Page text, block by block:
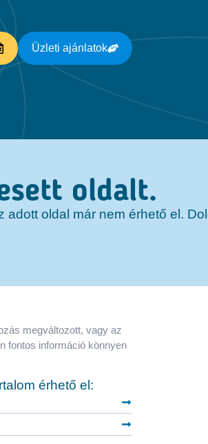
Üzleti ajánlatok
oldalt.
oldal már nem érhető el.
megváltozott, vagy az
fontos információ könnyen
érhető el: